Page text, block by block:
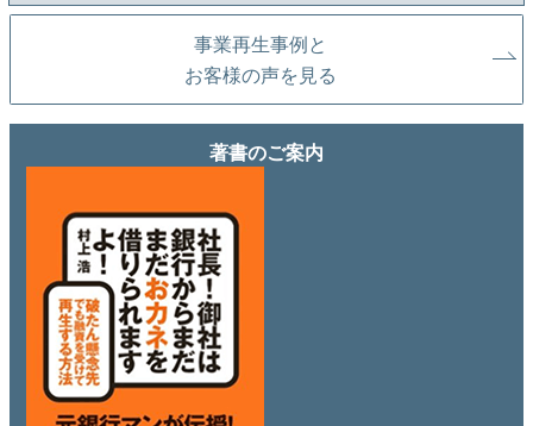
事業再生事例と
お客様の声を見る
著書のご案内